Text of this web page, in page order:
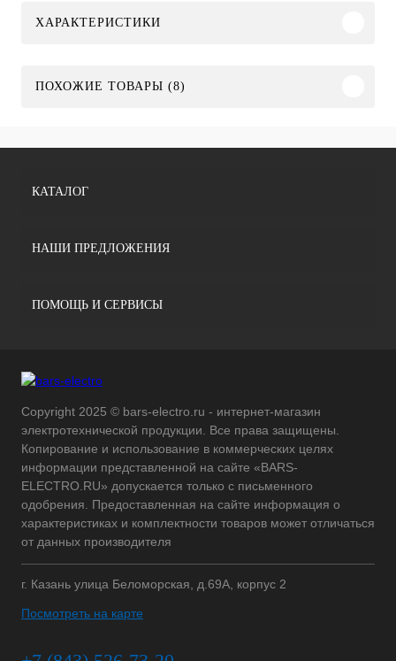
ХАРАКТЕРИСТИКИ
ПОХОЖИЕ ТОВАРЫ (8)
КАТАЛОГ
НАШИ ПРЕДЛОЖЕНИЯ
ПОМОЩЬ И СЕРВИСЫ
Copyright 2025 © bars-electro.ru - интернет-магазин
электротехнической продукции. Все права защищены.
Копирование и использование в коммерческих целях
информации представленной на сайте «BARS-
ELECTRO.RU» допускается только с письменного
одобрения. Предоставленная на сайте информация о
характеристиках и комплектности товаров может отличаться
от данных производителя
г. Казань улица Беломорская, д.69А, корпус 2
Посмотреть на карте